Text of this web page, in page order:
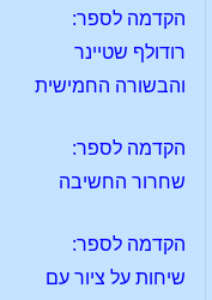
הקדמה לספר:
רודולף שטיינר
והבשורה החמישית
הקדמה לספר:
שחרור החשיבה
הקדמה לספר:
שיחות על ציור עם